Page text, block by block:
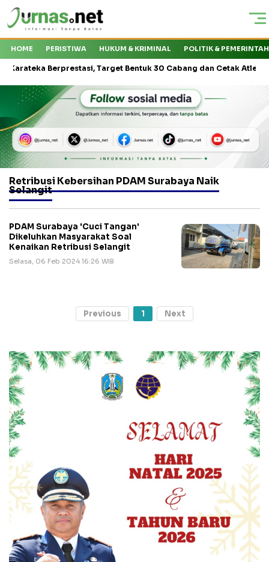
HOME PERISTIWA HUKUM & KRIMINAL POLITIK &
Berprestasi, Target Bentuk 30 Cabang dan Cetak Atlet Nasional
Retribusi Kebersihan PDAM Surabaya Naik
Selangit
PDAM Surabaya 'Cuci Tangan'
Dikeluhkan Masyarakat Soal
Kenaikan Retribusi Selangit
Selasa, 06 Feb 2024 16:26 WIB
Previous 1 Next